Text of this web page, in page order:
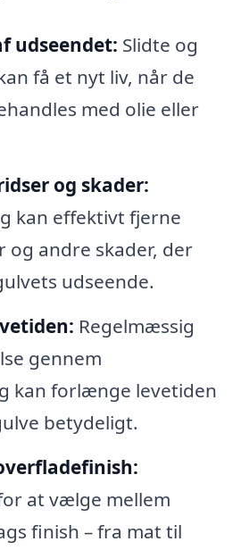
udseendet: Slidte og
få et nyt liv, når de
med olie eller
og skader:
kan effektivt fjerne
og andre skader, der
udseende.
Regelmæssig
gennem
kan forlænge levetiden
betydeligt.
at vælge mellem
finish – fra mat til